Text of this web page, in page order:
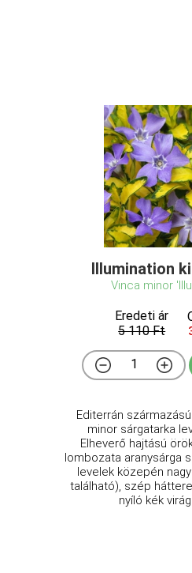
Illumination
Vinca minor
Eredeti ár
5 110 Ft
Editerrán
minor sárgatarka
Elheverő hajtású
lombozata aranysárga
levelek közepén
található), szép
nyíló kék